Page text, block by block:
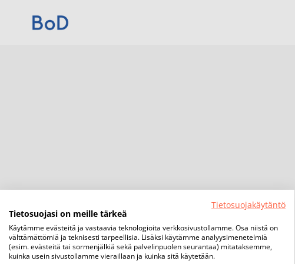
Tietosuojakäytäntö
Tietosuojasi on meille tärkeä
Käytämme evästeitä ja vastaavia teknologioita verkkosivustollamme. Osa niistä on
välttämättömiä ja teknisesti tarpeellisia. Lisäksi käytämme analyysimenetelmiä
(esim. evästeitä tai sormenjälkiä sekä palvelinpuolen seurantaa) mitataksemme,
kuinka usein sivustollamme vieraillaan ja kuinka sitä käytetään.